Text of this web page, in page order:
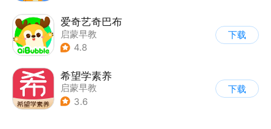
爱奇艺奇巴布
启蒙早教
4.8
下载
希望学素养
启蒙早教
3.6
下载